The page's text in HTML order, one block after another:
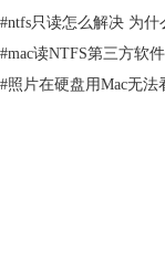
#ntfs只读怎么解决 为什
#mac读NTFS第三方软
#照片在硬盘用Mac无